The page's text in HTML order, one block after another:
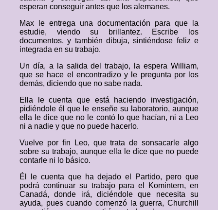
esperan conseguir antes que los alemanes.
Max le entrega una documentación para que la
estudie, viendo su brillantez. Escribe los
documentos, y también dibuja, sintiéndose feliz e
integrada en su trabajo.
Un día, a la salida del trabajo, la espera William,
que se hace el encontradizo y le pregunta por los
demás, diciendo que no sabe nada.
Ella le cuenta que está haciendo investigación,
pidiéndole él que le enseñe su laboratorio, aunque
ella le dice que no le contó lo que hacían, ni a Leo
ni a nadie y que no puede hacerlo.
Vuelve por fin Leo, que trata de sonsacarle algo
sobre su trabajo, aunque ella le dice que no puede
contarle ni lo básico.
Él le cuenta que ha dejado el Partido, pero que
podrá continuar su trabajo para el Komintern, en
Canadá, donde irá, diciéndole que necesita su
ayuda, pues cuando comenzó la guerra, Churchill